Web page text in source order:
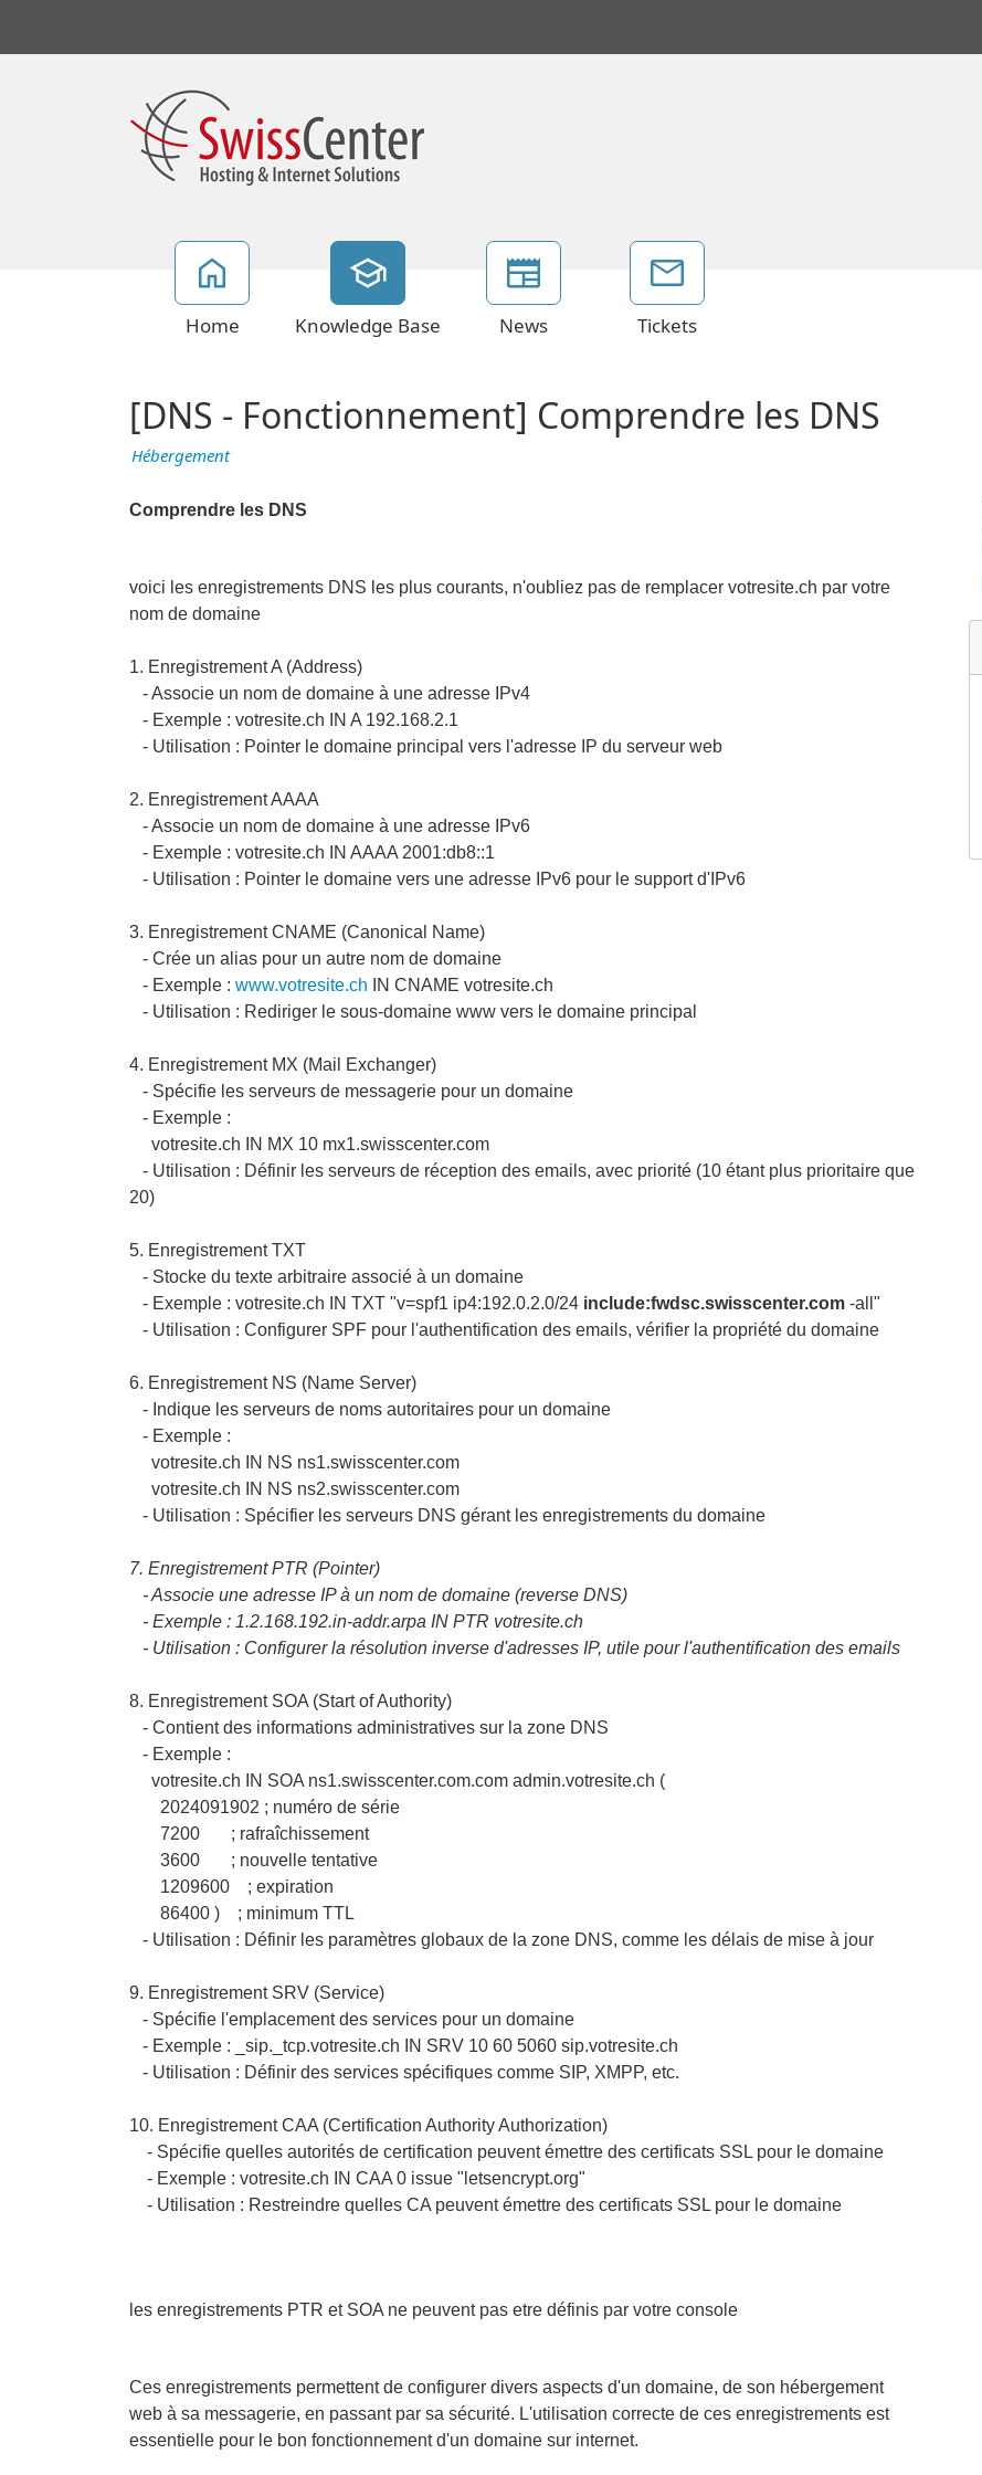
Home Knowledge Base News Tickets
[DNS - Fonctionnement] Comprendre les DNS
Hébergement
Comprendre les DNS
voici les enregistrements DNS les plus courants, n'oubliez pas de remplacer votresite.ch par votre
nom de domaine
1. Enregistrement A (Address)
- Associe un nom de domaine à une adresse IPv4
- Exemple : votresite.ch IN A 192.168.2.1
- Utilisation : Pointer le domaine principal vers l'adresse IP du serveur web
2. Enregistrement AAAA
- Associe un nom de domaine à une adresse IPv6
- Exemple : votresite.ch IN AAAA 2001:db8::1
- Utilisation : Pointer le domaine vers une adresse IPv6 pour le support d'IPv6
3. Enregistrement CNAME (Canonical Name)
- Crée un alias pour un autre nom de domaine
- Exemple : www.votresite.ch IN CNAME votresite.ch
- Utilisation : Rediriger le sous-domaine www vers le domaine principal
4. Enregistrement MX (Mail Exchanger)
- Spécifie les serveurs de messagerie pour un domaine
- Exemple :
votresite.ch IN MX 10 mx1.swisscenter.com
- Utilisation : Définir les serveurs de réception des emails, avec priorité (10 étant plus prioritaire que
20)
5. Enregistrement TXT
- Stocke du texte arbitraire associé à un domaine
- Exemple : votresite.ch IN TXT "v=spf1 ip4:192.0.2.0/24 include:fwdsc.swisscenter.com -all"
- Utilisation : Configurer SPF pour l'authentification des emails, vérifier la propriété du domaine
6. Enregistrement NS (Name Server)
- Indique les serveurs de noms autoritaires pour un domaine
- Exemple :
votresite.ch IN NS ns1.swisscenter.com
votresite.ch IN NS ns2.swisscenter.com
- Utilisation : Spécifier les serveurs DNS gérant les enregistrements du domaine
7. Enregistrement PTR (Pointer)
- Associe une adresse IP à un nom de domaine (reverse DNS)
- Exemple : 1.2.168.192.in-addr.arpa IN PTR votresite.ch
- Utilisation : Configurer la résolution inverse d'adresses IP, utile pour l'authentification des emails
8. Enregistrement SOA (Start of Authority)
- Contient des informations administratives sur la zone DNS
- Exemple :
votresite.ch IN SOA ns1.swisscenter.com.com admin.votresite.ch (
2024091902 ; numéro de série
7200 ; rafraîchissement
3600 ; nouvelle tentative
1209600 ; expiration
86400 ) ; minimum TTL
- Utilisation : Définir les paramètres globaux de la zone DNS, comme les délais de mise à jour
9. Enregistrement SRV (Service)
- Spécifie l'emplacement des services pour un domaine
- Exemple : _sip._tcp.votresite.ch IN SRV 10 60 5060 sip.votresite.ch
- Utilisation : Définir des services spécifiques comme SIP, XMPP, etc.
10. Enregistrement CAA (Certification Authority Authorization)
- Spécifie quelles autorités de certification peuvent émettre des certificats SSL pour le domaine
- Exemple : votresite.ch IN CAA 0 issue "letsencrypt.org"
- Utilisation : Restreindre quelles CA peuvent émettre des certificats SSL pour le domaine
les enregistrements PTR et SOA ne peuvent pas etre définis par votre console
Ces enregistrements permettent de configurer divers aspects d'un domaine, de son hébergement
web à sa messagerie, en passant par sa sécurité. L'utilisation correcte de ces enregistrements est
essentielle pour le bon fonctionnement d'un domaine sur internet.